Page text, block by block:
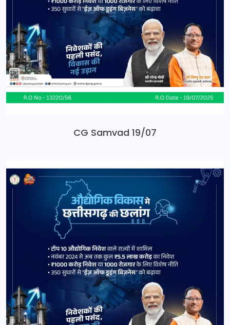
CG Samvad 19/07